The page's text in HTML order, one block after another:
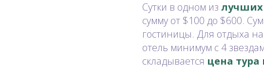
Сутки в одном из
сумму от $100 до $600.
гостиницы. Для отдыха
отель минимум с 4
складывается цена